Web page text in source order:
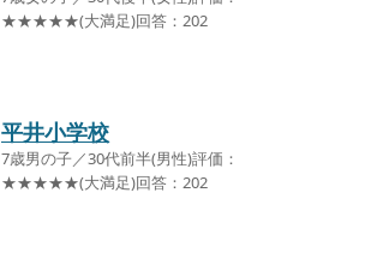
★★★★★(大満足)回答：202
平井小学校
7歳男の子／30代前半(男性)評価：
★★★★★(大満足)回答：202